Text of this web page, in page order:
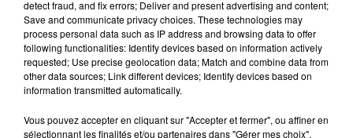
DERNIERS PODCASTS
24 juillet 2026
Les Zinformés - 24/07/26
detect fraud, and fix errors; Deliver and present advertising and content;
Save and communicate privacy choices. These technologies may
process personal data such as IP address and browsing data to offer
following functionalities: Identify devices based on information actively
requested; Use precise geolocation data; Match and combine data from
other data sources; Link different devices; Identify devices based on
information transmitted automatically.
Vous pouvez accepter en cliquant sur "Accepter et fermer", ou affiner en
sélectionnant les finalités et/ou partenaires dans "Gérer mes choix".